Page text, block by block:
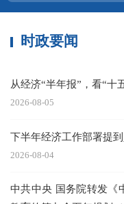
时政要闻
从经济“半年报”，看“十
2026-08-05
下半年经济工作部署提
2026-08-04
中共中央 国务院转发《